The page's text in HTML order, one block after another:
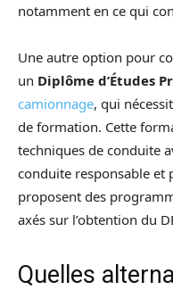
notamment en ce qui
Une autre option pour
un Diplôme d’Études
camionnage, qui
de formation. Cette
techniques de conduite
conduite responsable et
proposent des
axés sur l’obtention du
Quelles